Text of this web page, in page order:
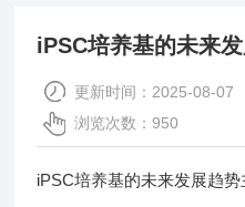
iPSC培养基的未来
更新时间：2025-08-07
浏览次数：950
iPSC培养基的未来发展趋势